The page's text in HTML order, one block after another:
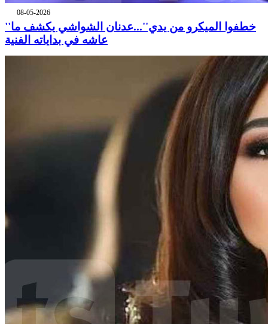
08-05-2026
''خطفوا الميكرو من يدي''...عدنان الشواشي يكشف ما
عاشه في بداياته الفنية